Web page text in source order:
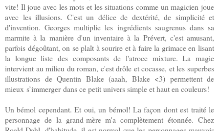
vite! Il joue avec les mots et les situations comme un magicien joue
avec les illusions. C'est un délice de dextérité, de simplicité et
d'invention. Georges multiplie les ingrédients saugrenus dans sa
marmite à la manière d'un inventaire à la Prévert, c'est amusant,
parfois dégoûtant, on se plaît à sourire et à faire la grimace en lisant
la longue liste des composants de l'atroce mixture. La magie
intervient au milieu du roman, c'est drôle et cocasse, et les superbes
illustrations de Quentin Blake (aaah, Blake <3) permettent de
mieux s’immerger dans ce petit univers simple et haut en couleurs!
Un bémol cependant. Et oui, un bémol! La façon dont est traité le
personnage de la grand-mère m'a complètement étonnée. Chez